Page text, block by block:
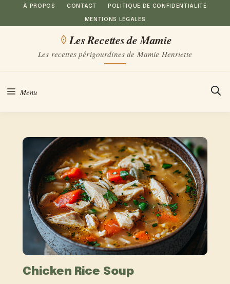
Aller
au
À PROPOS CONTACT POLITIQUE DE CONFIDENTIALITÉ
MENTIONS LÉGALES
Les Recettes de Mamie
Les recettes périgourdines de Mamie Henriette
Menu
Chicken Rice Soup